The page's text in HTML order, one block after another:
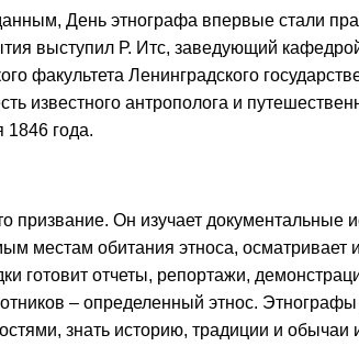
День этнографа впервые стали
выступил Р. Итс, заведующий
факультета Ленинградского
известного антрополога и
1846 года.
призвание. Он изучает документальные
местам обитания этноса, осматривает
готовит отчеты, репортажи,
– определенный этнос.
знать историю, традиции и обычаи